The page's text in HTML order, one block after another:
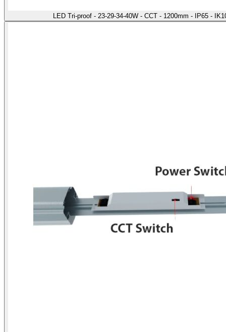
LED Tri-proof - 23-29-34-40W - CCT - 1200mm - IP65 -